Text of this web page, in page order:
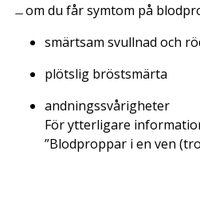
om du får symtom på
smärtsam svullnad och
plötslig bröstsmärta
andningssvårigheter
För ytterligare
”Blodproppar i en ven